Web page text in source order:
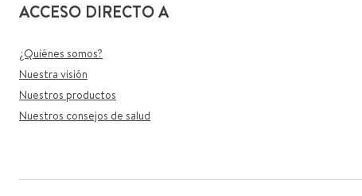
ACCESO DIRECTO A
¿Quiénes somos?
Nuestra visión
Nuestros productos
Nuestros consejos de salud